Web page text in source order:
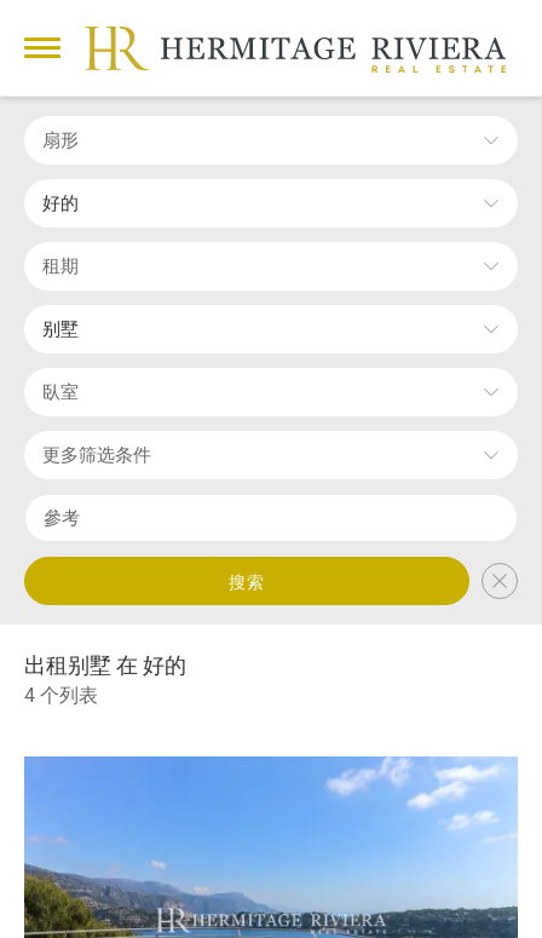
扇形
好的
租期
别墅
臥室
更多筛选条件
搜索
出租别墅 在 好的
4 个列表